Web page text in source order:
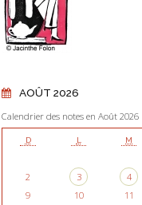
AOÛT 2026
Calendrier des notes en Août 2026
D L M
2
3 4
9
10 11